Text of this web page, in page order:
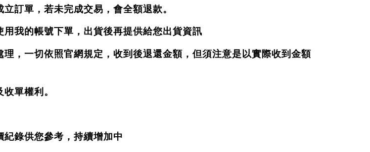
訂單，若未完成交易，會全額退款。
用我的帳號下單，出貨後再提供給您出貨資訊
理，一切依照官網規定，收到後退還金額，但須注意是以實際收到金額
單權利。
錄供您參考，持續增加中